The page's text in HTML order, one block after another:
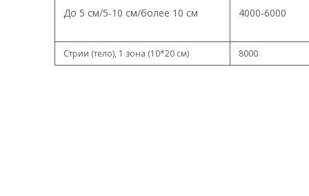
До 5 см/5-10 см/более 10 см 4000-6000
Стрии (тело), 1 зона (10*20 см) 8000